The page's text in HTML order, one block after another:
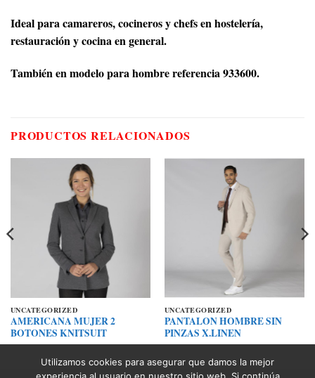
Ideal para camareros, cocineros y chefs en hostelería,
restauración y cocina en general.
También en modelo para hombre referencia 933600.
PRODUCTOS RELACIONADOS
UNCATEGORIZED
AMERICANA MUJER 2
BOTONES KNITSUIT
UNCATEGORIZED
PANTALON HOMBRE SIN
PINZAS X.LINEN
Utilizamos cookies para asegurar que damos la mejor